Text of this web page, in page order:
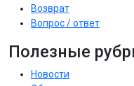
Возврат
Вопрос / ответ
Полезные
Новости